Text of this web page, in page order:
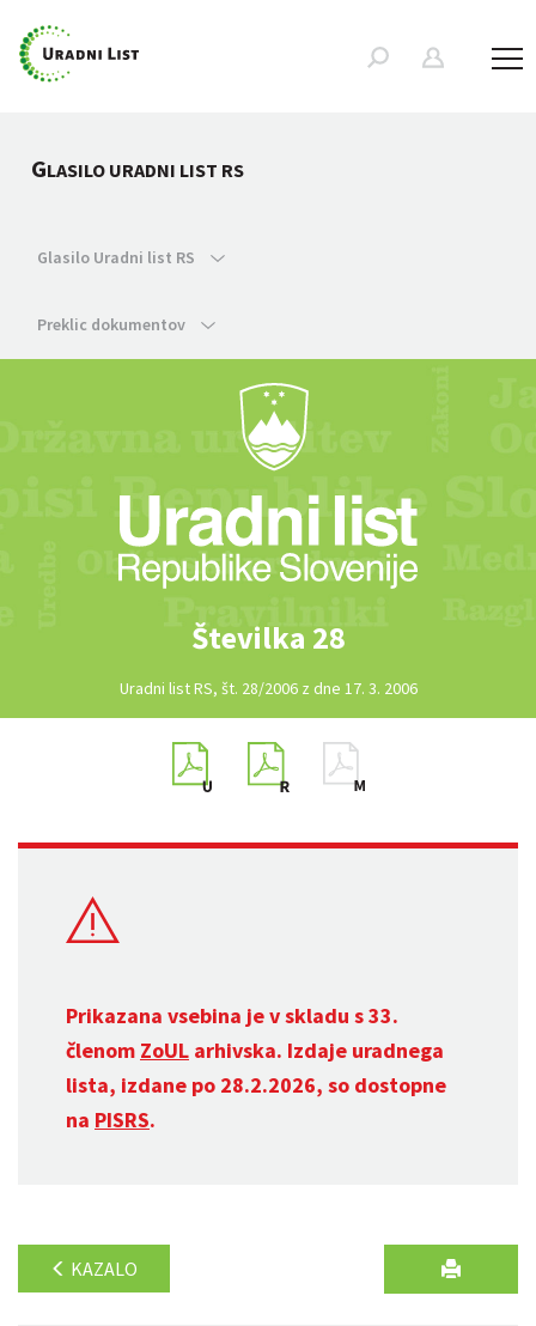
GLASILO URADNI LIST RS
Glasilo Uradni list RS
Preklic dokumentov
Številka 28
Uradni list RS, št. 28/2006 z dne 17. 3. 2006
Prikazana vsebina je v skladu s 33.
členom ZoUL arhivska. Izdaje uradnega
lista, izdane po 28.2.2026, so dostopne
na PISRS.
KAZALO